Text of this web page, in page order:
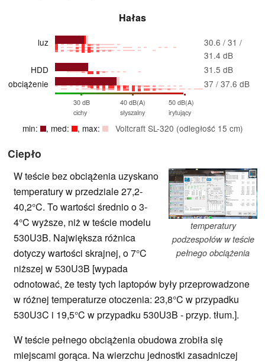
Hałas
luz
30.6 / 31 /
31.4 dB
HDD
31.5 dB
obciążenie
37 / 37.6 dB
30 dB
cichy
40 dB(A)
słyszalny
50 dB(A)
irytujący
min: , med: , max: Voltcraft SL-320 (odległość 15 cm)
Ciepło
temperatury
podzespołów w teście
pełnego obciążenia
W teście bez obciążenia uzyskano
temperatury w przedziale 27,2-
40,2°C. To wartości średnio o 3-
4°C wyższe, niż w teście modelu
530U3B. Największa różnica
dotyczy wartości skrajnej, o 7°C
niższej w 530U3B [wypada
odnotować, że testy tych laptopów były przeprowadzone
w różnej temperaturze otoczenia: 23,8°C w przypadku
530U3C i 19,5°C w przypadku 530U3B - przyp. tłum.].
W teście pełnego obciążenia obudowa zrobiła się
miejscami gorąca. Na wierzchu jednostki zasadniczej